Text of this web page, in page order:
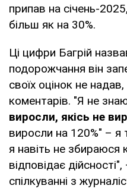
припав на січень-
більш як на 30%.
Ці цифри Багрій
подорожчання він
своїх оцінок не
коментарів. "Я не
виросли, якісь не
виросли на 120%" – я
я навіть не збираюся
відповідає
спілкуванні з